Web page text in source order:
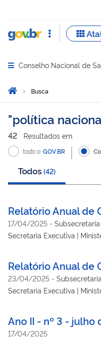
Abrir menu principal de
Conselho Nacional de
Você está aqui:
Página Inicial
Busca
Busca
política
42 Resultados em
todo o GOV.BR
Todos (42)
Relatório Anual de
17/04/2025 -
Secretaria Executiva |
Relatório Anual de
23/04/2025 -
Secretaria Executiva |
Ano II - nº 3 - julho
17/04/2025